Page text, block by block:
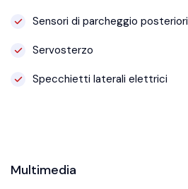
Sensori di parcheggio posteriori
Servosterzo
Specchietti laterali elettrici
Multimedia